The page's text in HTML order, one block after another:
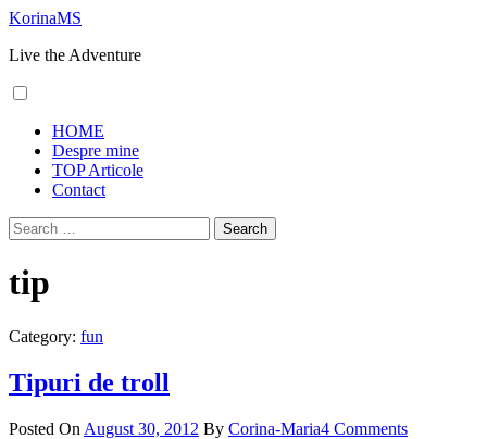
Skip
content
KorinaMS
Live the Adventure
Menu
HOME
Despre mine
TOP Articole
Contact
Search
for:
tip
Category: fun
Tipuri de troll
Posted On August 30, 2012 By Corina-Maria4 Comments